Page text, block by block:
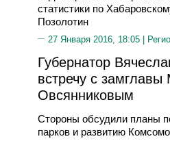
статистики по
Позолотин
27 Января 2016, 18:05 |
Губернатор
встречу с
Овсянниковым
Стороны обсудили планы
парков и развитию